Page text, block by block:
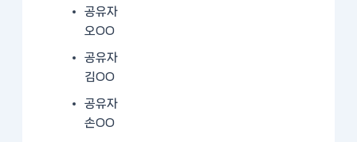
공유자
오OO
공유자
김OO
공유자
손OO